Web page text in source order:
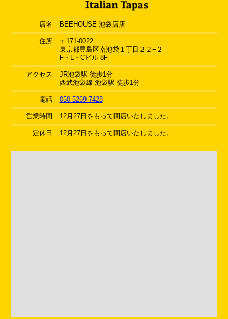
店名 BEEHOUSE 池袋店店
住所
〒171-0022
東京都豊島区南池袋１丁目２２−２
F・L・Cビル 8F
アクセス
JR池袋駅 徒歩1分
西武池袋線 池袋駅 徒歩1分
電話 050-5269-7428
営業時間 12月27日をもって閉店いたしました。
定休日 12月27日をもって閉店いたしました。